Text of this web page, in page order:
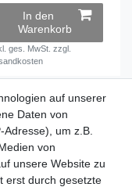
In den
Warenkorb
ges. MwSt. zzgl.
auf unserer
Daten von
um z.B.
von
unsere Website zu
erst durch gesetzte
AGB
auf unserer
Daten von
um z.B.
von
unsere Website zu
erst durch gesetzte